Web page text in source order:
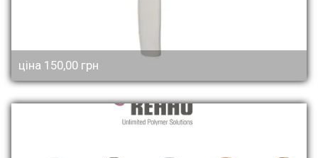
ціна 150,00 грн